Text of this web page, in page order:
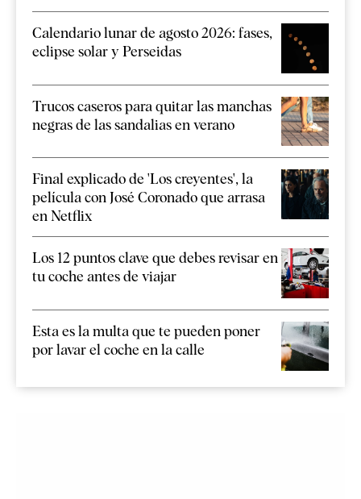
Calendario lunar de agosto 2026: fases,
eclipse solar y Perseidas
Trucos caseros para quitar las manchas
negras de las sandalias en verano
Final explicado de 'Los creyentes', la
película con José Coronado que arrasa
en Netflix
Los 12 puntos clave que debes revisar en
tu coche antes de viajar
Esta es la multa que te pueden poner
por lavar el coche en la calle